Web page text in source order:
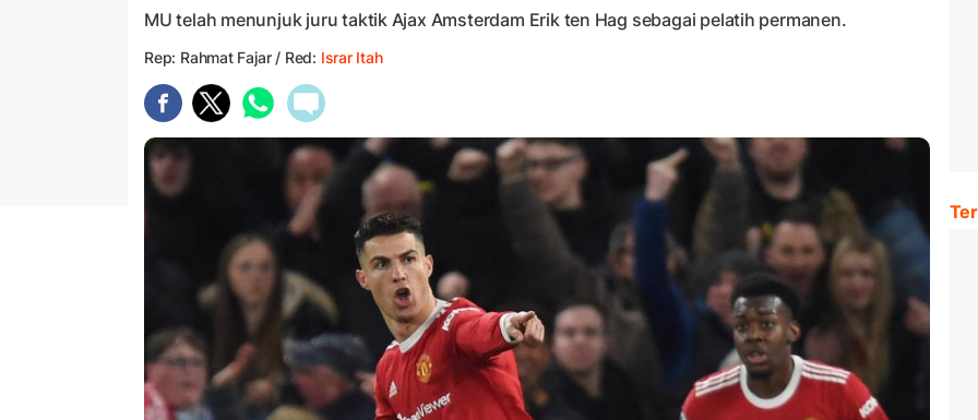
MU telah menunjuk juru taktik Ajax Amsterdam Erik ten Hag sebagai pelatih permanen.
Rep: Rahmat Fajar / Red: Israr Itah